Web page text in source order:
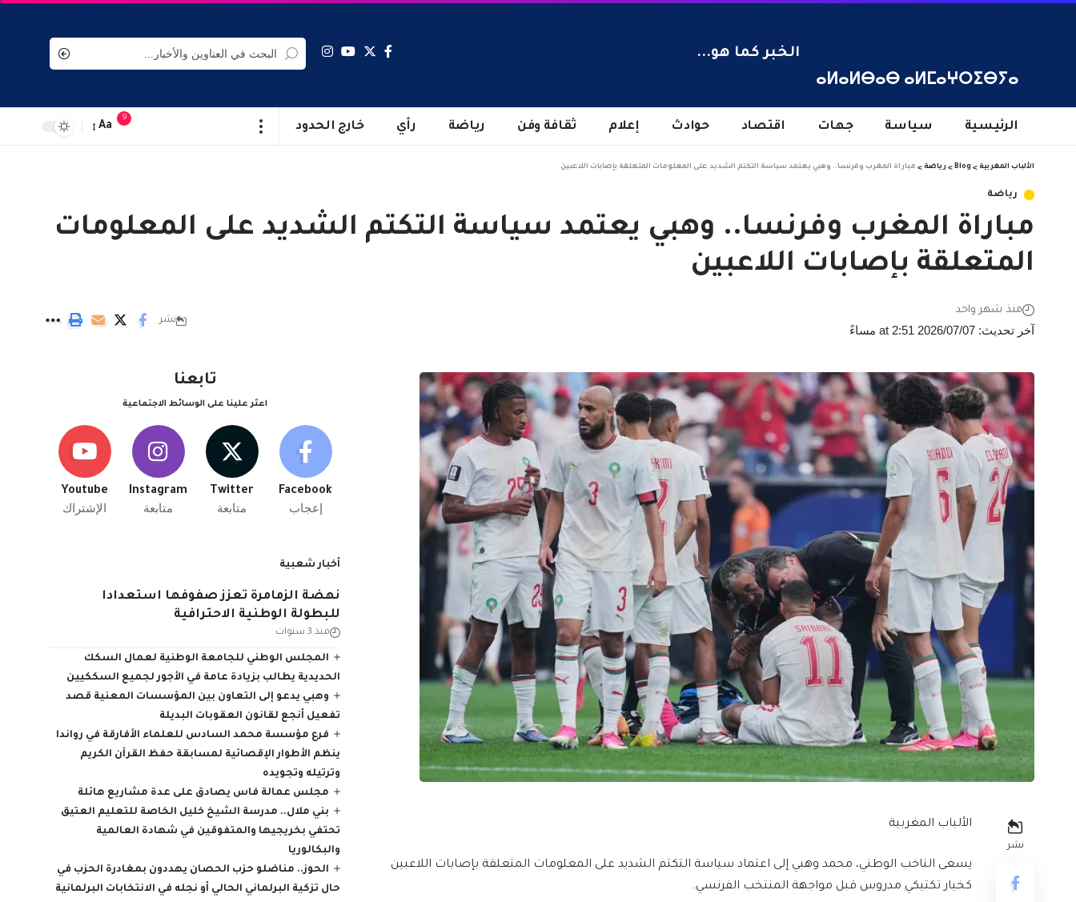
ⴰⵍⴰⵍⴱⴰⴱ ⴰⵍⵎⴰⵖⵔⵉⴱⵢⴰ
الخبر كما هو...
الرئيسية سياسة جهات اقتصاد حوادث إعلام ثقافة وفن رياضة رأي خارج الحدود
9
Aa
الألباب المغربية >
Blog
> رياضة > مباراة المغرب وفرنسا.. وهبي يعتمد سياسة التكتم الشديد على المعلومات المتعلقة بإصابات اللاعبين
رياضة
مباراة المغرب وفرنسا.. وهبي يعتمد سياسة التكتم الشديد على المعلومات
المتعلقة بإصابات اللاعبين
آخر تحديث: 2026/07/07 at 2:51 مساءً
منذ شهر واحد
نشر
نشر
الألباب المغربية
يسعى الناخب الوطني، محمد وهبي إلى اعتماد سياسة التكتم الشديد على المعلومات المتعلقة بإصابات اللاعبين
كخيار تكتيكي مدروس قبل مواجهة المنتخب الفرنسي.
تابعنا
اعثر علينا على الوسائط الاجتماعية
Facebook
إعجاب
Twitter
متابعة
Instagram
متابعة
Youtube
الإشتراك
أخبار شعبية
نهضة الزمامرة تعزز صفوفها استعدادا
للبطولة الوطنية الاحترافية
منذ 3 سنوات
المجلس الوطني للجامعة الوطنية لعمال السكك
الحديدية يطالب بزيادة عامة في الأجور لجميع السككيين
وهبي يدعو إلى التعاون بين المؤسسات المعنية قصد
تفعيل أنجع لقانون العقوبات البديلة
فرع مؤسسة محمد السادس للعلماء الأفارقة في رواندا
ينظم الأطوار الإقصائية لمسابقة حفظ القرآن الكريم
وترتيله وتجويده
مجلس عمالة فاس يصادق على عدة مشاريع هائلة
بني ملال.. مدرسة الشيخ خليل الخاصة للتعليم العتيق
تحتفي بخريجيها والمتفوقين في شهادة العالمية
والبكالوريا
الحوز.. مناضلو حزب الحصان يهددون بمغادرة الحزب في
حال تزكية البرلماني الحالي أو نجله في الانتخابات البرلمانية